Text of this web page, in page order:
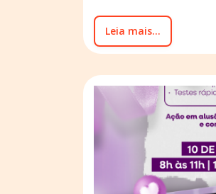
Leia mais...